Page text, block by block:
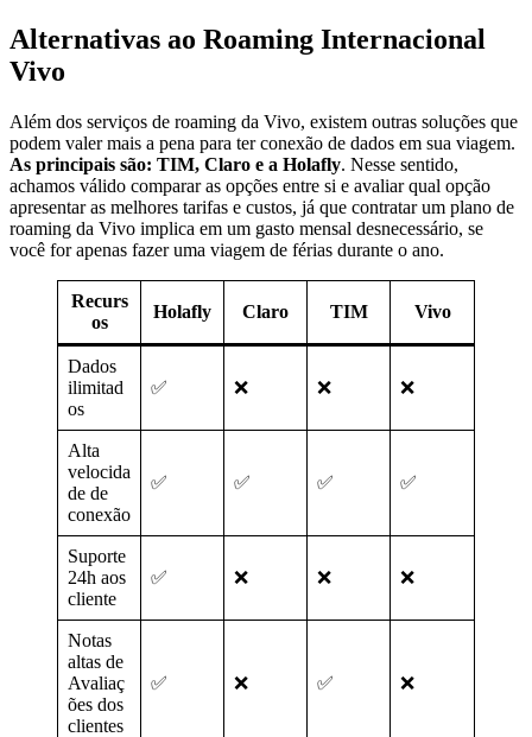
Alternativas ao Roaming Internacional
Vivo
Além dos serviços de roaming da Vivo, existem outras soluções que
podem valer mais a pena para ter conexão de dados em sua viagem.
As principais são: TIM, Claro e a Holafly. Nesse sentido,
achamos válido comparar as opções entre si e avaliar qual opção
apresentar as melhores tarifas e custos, já que contratar um plano de
roaming da Vivo implica em um gasto mensal desnecessário, se
você for apenas fazer uma viagem de férias durante o ano.
Recurs
os
Holafly Claro TIM Vivo
Dados
ilimitad
os
✅ ❌ ❌ ❌
Alta
velocida
de de
conexão
✅ ✅ ✅ ✅
Suporte
24h aos
cliente
✅ ❌ ❌ ❌
Notas
altas de
Avaliaç
ões dos
clientes
✅ ❌ ✅ ❌